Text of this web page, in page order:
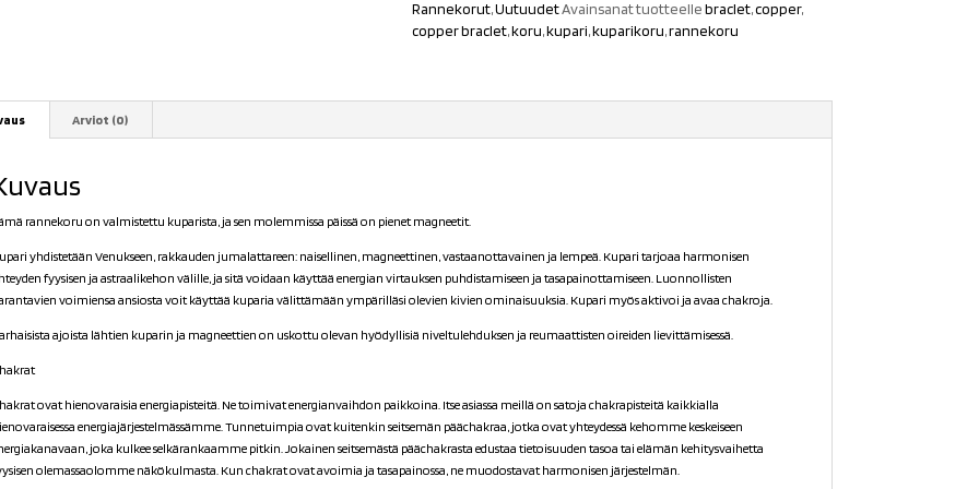
Rannekorut,UutuudetAvainsanat tuotteellebraclet,copper,
copper braclet,koru,kupari,kuparikoru,rannekoru
Arviot (0)
rannekoru on valmistettu kuparista, ja sen molemmissa päissä on pienet magneetit.
yhdistetään Venukseen, rakkauden jumalattareen: naisellinen, magneettinen, vastaanottavainen ja lempeä. Kupari tarjoaa harmonisen
fyysisen ja astraalikehon välille, ja sitä voidaan käyttää energian virtauksen puhdistamiseen ja tasapainottamiseen. Luonnollisten
voimiensa ansiosta voit käyttää kuparia välittämään ympärilläsi olevien kivien ominaisuuksia. Kupari myös aktivoi ja avaa chakroja.
ajoista lähtien kuparin ja magneettien on uskottu olevan hyödyllisiä niveltulehduksen ja reumaattisten oireiden lievittämisessä.
ovat hienovaraisia energiapisteitä. Ne toimivat energianvaihdon paikkoina. Itse asiassa meillä on satoja chakrapisteitä kaikkialla
energiajärjestelmässämme. Tunnetuimpia ovat kuitenkin seitsemän päächakraa, jotka ovat yhteydessä kehomme keskeiseen
joka kulkee selkärankaamme pitkin. Jokainen seitsemästä päächakrasta edustaa tietoisuuden tasoa tai elämän kehitysvaihetta
olemassaolomme näkökulmasta. Kun chakrat ovat avoimia ja tasapainossa, ne muodostavat harmonisen järjestelmän.